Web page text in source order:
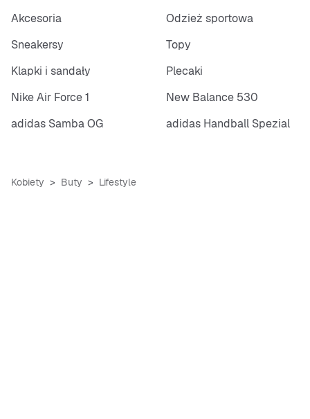
Akcesoria
Odzież sportowa
Sneakersy
Topy
Klapki i sandały
Plecaki
Nike Air Force 1
New Balance 530
adidas Samba OG
adidas Handball Spezial
Kobiety Buty Lifestyle